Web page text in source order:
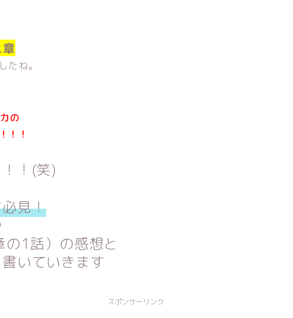
たね。
の
！！
！(笑)
見！
1話）の感想と
いていきます
スポンサーリンク